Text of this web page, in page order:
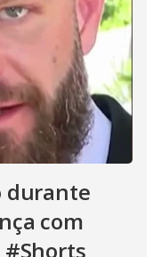
durante
com
#Shorts